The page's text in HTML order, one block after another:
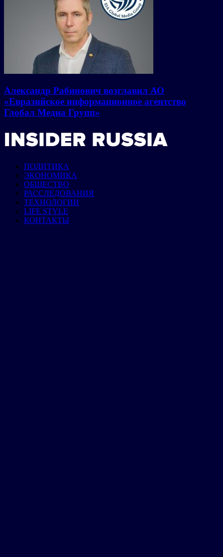
Александр Рабинович возглавил АО
«Евразийское информационное агентство
Глобал Медиа Групп»
ПОЛИТИКА
ЭКОНОМИКА
ОБЩЕСТВО
РАССЛЕДОВАНИЯ
ТЕХНОЛОГИИ
LIFE STYLE
КОНТАКТЫ